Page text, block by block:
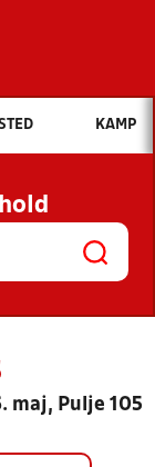
du søge efter?
NYHEDER
OG
KAMP
maj, Pulje 105